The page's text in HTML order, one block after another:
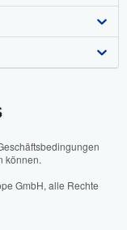
können.
GmbH, alle Rechte